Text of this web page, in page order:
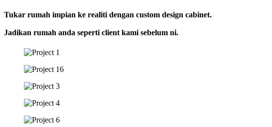
Tukar rumah impian ke realiti dengan custom design cabinet.
Jadikan rumah anda seperti client kami sebelum ni.